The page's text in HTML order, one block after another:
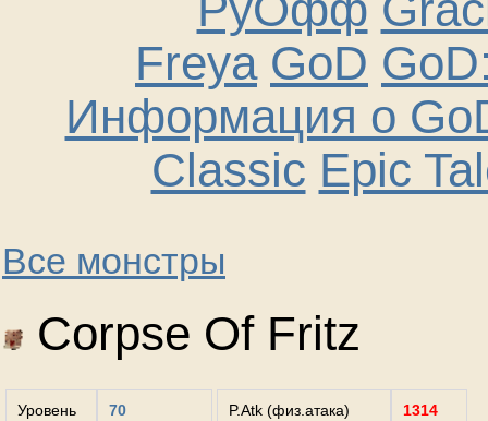
Freya GoD
Информация о
Classic Epic
Все монстры
Corpse Of Fritz
Уровень 70 P.Atk (физ.атака) 1314